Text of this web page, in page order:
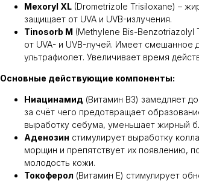
Mexoryl XL (Drometrizole Trisiloxane) –
защищает от UVA и UVB-излучения.
Tinosorb M (Methylene Bis-
от UVA- и UVB-лучей. Имеет смешанное
ультрафиолет. Увеличивает время
Основные действующие компоненты:
Ниацинамид (Витамин B3) замедляет
за счёт чего предотвращает
выработку себума, уменьшает жирный
Аденозин стимулирует выработку
морщин и препятствует их появлению,
молодость кожи.
Токоферол (Витамин Е) стимулирует